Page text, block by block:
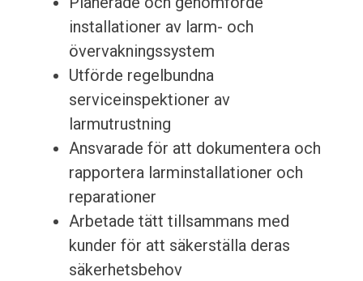
installationer av larm- och
övervakningssystem
Utförde regelbundna
serviceinspektioner av
larmutrustning
Ansvarade för att dokumentera och
rapportera larminstallationer och
reparationer
Arbetade tätt tillsammans med
kunder för att säkerställa deras
säkerhetsbehov